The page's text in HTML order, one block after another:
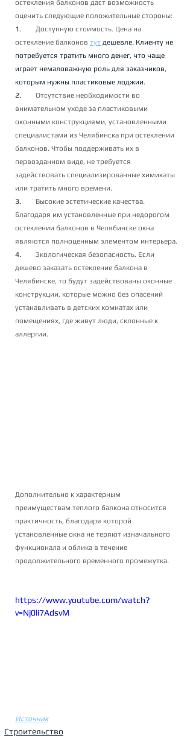
остекления балконов даст возможность
оценить следующие положительные стороны:
1. Доступную стоимость. Цена на
остекление балконов тут дешевле. Клиенту не
потребуется тратить много денег, что чаще
играет немаловажную роль для заказчиков,
которым нужны пластиковые лоджии.
2. Отсутствие необходимости во
внимательном уходе за пластиковыми
оконными конструкциями, установленными
специалистами из Челябинска при остеклении
балконов. Чтобы поддерживать их в
первозданном виде, не требуется
задействовать специализированные химикаты
или тратить много времени.
3. Высокие эстетические качества.
Благодаря им установленные при недорогом
остеклении балконов в Челябинске окна
являются полноценным элементом интерьера.
4. Экологическая безопасность. Если
дешево заказать остекление балкона в
Челябинске, то будут задействованы оконные
конструкции, которые можно без опасений
устанавливать в детских комнатах или
помещениях, где живут люди, склонные к
аллергии.
Дополнительно к характерным
преимуществам теплого балкона относится
практичность, благодаря которой
установленные окна не теряют изначального
функционала и облика в течение
продолжительного временного промежутка.
https://www.youtube.com/watch?
v=Nj0li7AdsvM
Источник
Строительство